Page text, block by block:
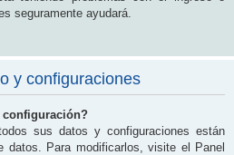
seguramente ayudará.
y configuraciones
configuración?
sus datos y configuraciones están
datos. Para modificarlos, visite el Panel